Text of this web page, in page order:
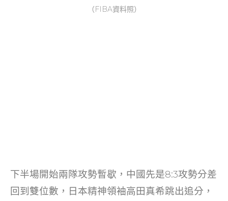
（FIBA資料照）
下半場開始兩隊攻勢暫歇，中國先是8:3攻勢分差
回到雙位數，日本精神領袖高田真希跳出追分，